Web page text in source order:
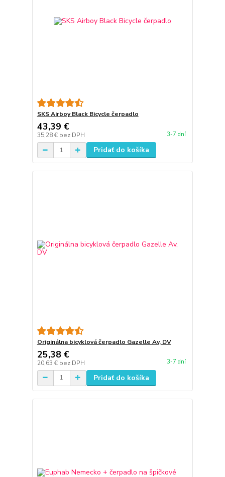
SKS Airboy Black Bicycle čerpadlo
43,39 €
35,28 € bez DPH 3-7 dní
Pridať do košíka
Originálna bicyklová čerpadlo Gazelle Av, DV
25,38 €
20,63 € bez DPH 3-7 dní
Pridať do košíka